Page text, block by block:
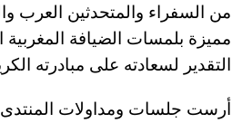
من السفراء والمتحدثين العرب
مميزة بلمسات الضيافة المغربية
التقدير لسعادته على مبادرته
أرست جلسات ومداولات